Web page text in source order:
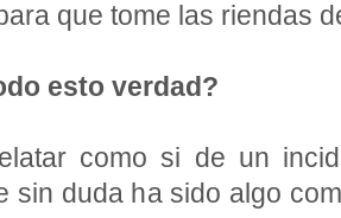
que tome las riendas
esto verdad?
como si de un
sin duda ha sido algo